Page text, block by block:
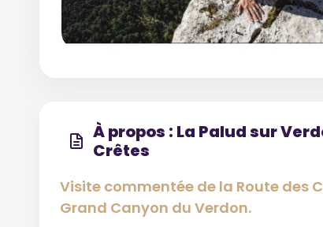
À propos : La Palud sur
Crêtes
Visite commentée de la Route des
Grand Canyon du Verdon.